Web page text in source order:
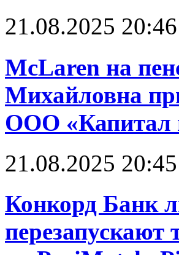
21.08.2025 20:46
McLaren на
Михайловна
ООО «Капитал
21.08.2025 20:45
Конкорд Банк